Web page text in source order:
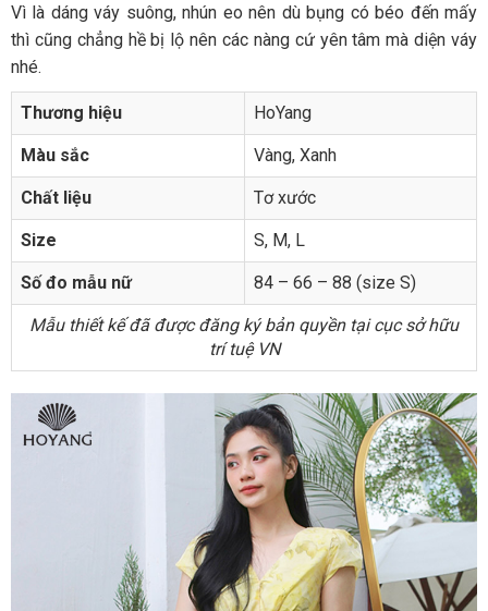
Vì là dáng váy suông, nhún eo nên dù bụng có béo đến mấy
thì cũng chẳng hề bị lộ nên các nàng cứ yên tâm mà diện váy
nhé.
Thương hiệu HoYang
Màu sắc Vàng, Xanh
Chất liệu Tơ xước
Size S, M, L
Số đo mẫu nữ 84 – 66 – 88 (size S)
Mẫu thiết kế đã được đăng ký bản quyền tại cục sở hữu
trí tuệ VN